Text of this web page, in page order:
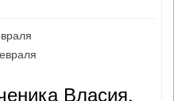
Власия,